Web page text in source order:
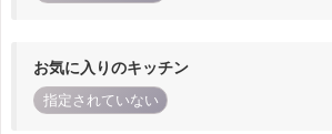
お気に入りのキッチン
指定されていない